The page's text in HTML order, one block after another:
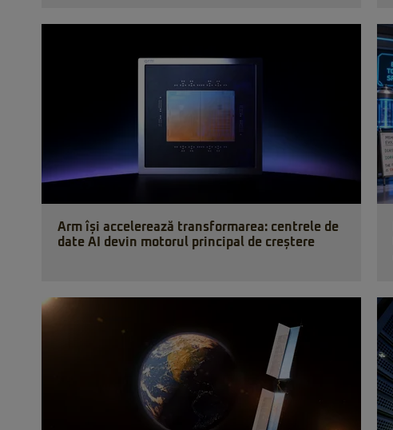
Arm își accelerează transformarea: centrele de
date AI devin motorul principal de creștere